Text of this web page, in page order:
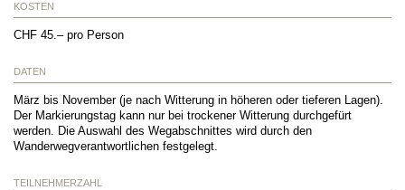
KOSTEN
CHF 45.– pro Person
DATEN
März bis November (je nach Witterung in höheren oder tieferen Lagen).
Der Markierungstag kann nur bei trockener Witterung durchgefürt
werden. Die Auswahl des Wegabschnittes wird durch den
Wanderwegverantwortlichen festgelegt.
TEILNEHMERZAHL